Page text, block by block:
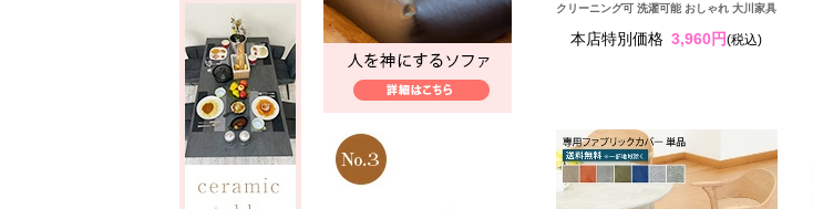
クリーニング可 洗濯可能 おしゃれ 大川家具
本店特別価格 3,960円(税込)